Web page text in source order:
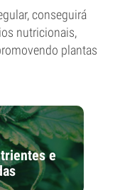
conseguirá
nutricionais,
plantas
e